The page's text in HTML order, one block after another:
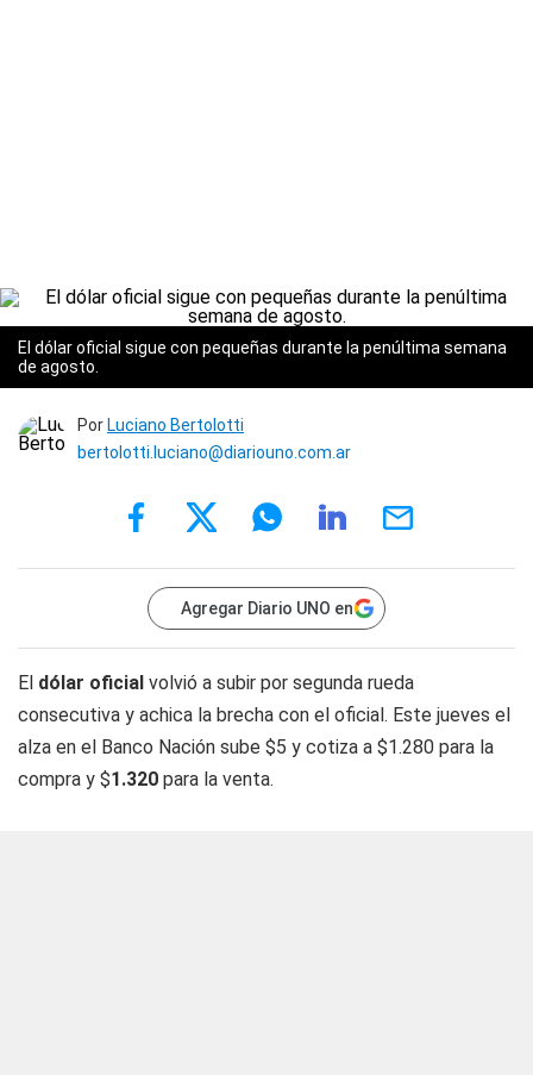
El dólar oficial sigue con pequeñas durante la penúltima semana
de agosto.
Por Luciano Bertolotti
bertolotti.luciano@diariouno.com.ar
Agregar Diario UNO en
El dólar oficial volvió a subir por segunda rueda
consecutiva y achica la brecha con el oficial. Este jueves el
alza en el Banco Nación sube $5 y cotiza a $1.280 para la
compra y $1.320 para la venta.